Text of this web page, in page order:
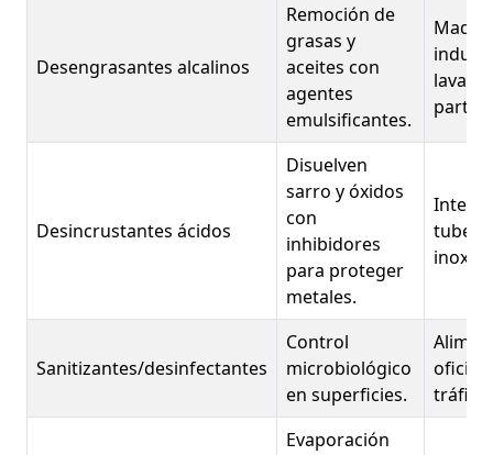
Desengrasantes alcalinos
Remoción de
grasas y
aceites con
agentes
emulsificantes.
partes.
Desincrustantes ácidos
Disuelven
sarro y óxidos
con
inhibidores
para proteger
metales.
Sanitizantes/desinfectantes
Control
microbiológico
en superficies.
tráfico.
Evaporación